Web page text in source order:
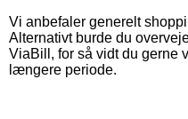
Vi anbefaler generelt
Alternativt burde du
ViaBill, for så vidt du gerne
længere periode.